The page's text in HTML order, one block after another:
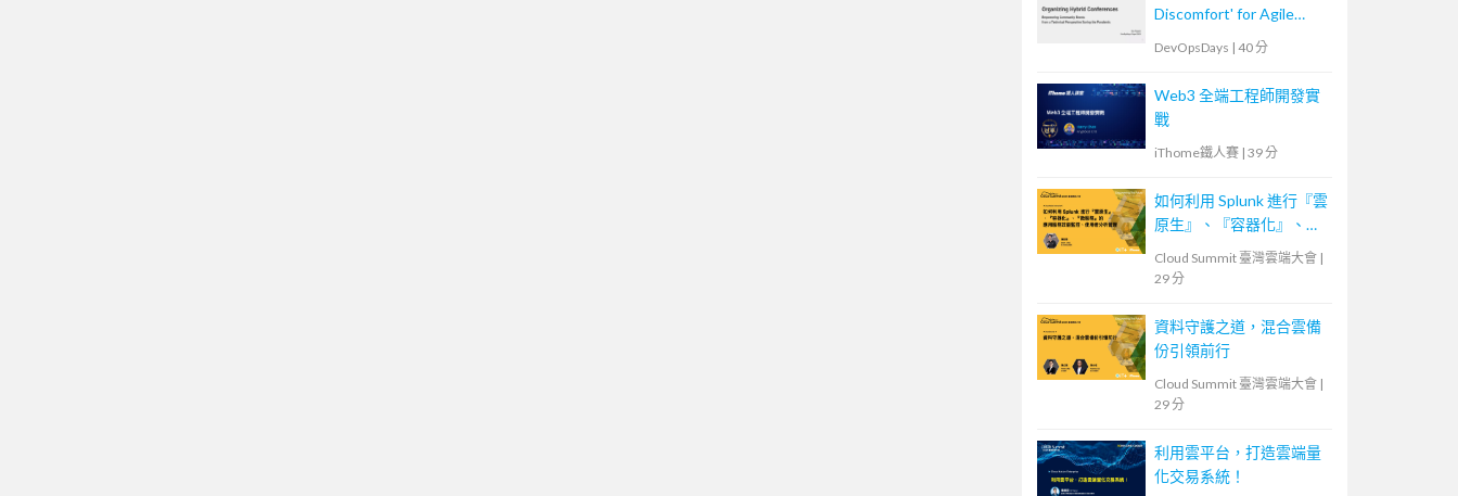
Discomfort' for Agile
DevOpsDays | 40 分
Web3 全端工程師開發實
戰
iThome鐵人賽 | 39 分
如何利用 Splunk 進行『雲
原生』、『容器化』、
『微服務』的應用服務效
能監控、使用者分析管理
Cloud Summit 臺灣雲端大會 |
29 分
資料守護之道，混合雲備
份引領前行
Cloud Summit 臺灣雲端大會 |
29 分
利用雲平台，打造雲端量
化交易系統！